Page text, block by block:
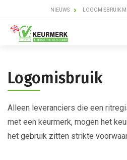
NIEUWS LOGOMISBRUIK
Logomisbruik
Alleen leveranciers die een
met een keurmerk, mogen het
het gebruik zitten strikte